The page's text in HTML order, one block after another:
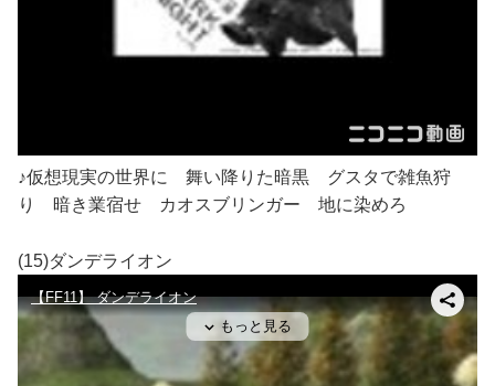
♪仮想現実の世界に 舞い降りた暗黒 グスタで雑魚狩
り 暗き業宿せ カオスブリンガー 地に染めろ
(15)ダンデライオン